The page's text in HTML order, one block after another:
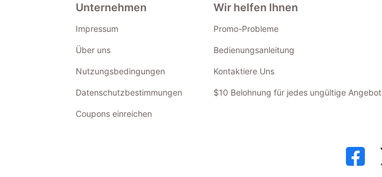
Unternehmen
Impressum
Über uns
Nutzungsbedingungen
Datenschutzbestimmungen
Coupons einreichen
Wir helfen Ihnen
Promo-Probleme
Bedienungsanleitung
Kontaktiere Uns
$10 Belohnung für jedes ungültige Angebot